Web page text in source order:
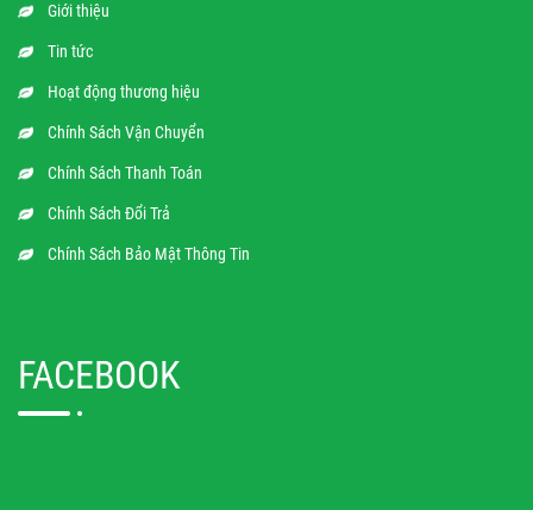
Giới thiệu
Tin tức
Hoạt động thương hiệu
Chính Sách Vận Chuyển
Chính Sách Thanh Toán
Chính Sách Đổi Trả
Chính Sách Bảo Mật Thông Tin
FACEBOOK